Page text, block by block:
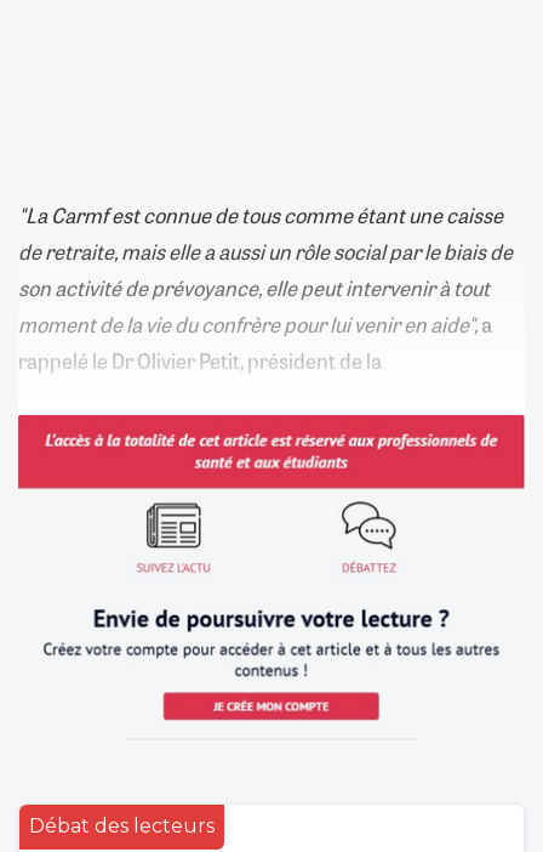
"La Carmf est connue de tous comme étant une caisse
de retraite, mais elle a aussi un rôle social par le biais de
son activité de prévoyance, elle peut intervenir à tout
moment de la vie du confrère pour lui venir en aide",a
rappelé le Dr Olivier Petit, président de la
Débat des lecteurs